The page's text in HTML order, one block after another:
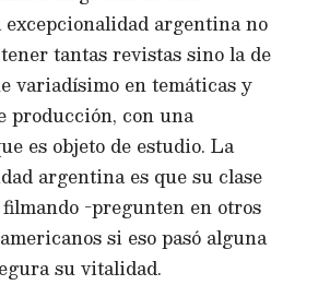
excepcionalidad argentina no
tantas revistas sino la de
variadísimo en temáticas y
producción, con una
es objeto de estudio. La
argentina es que su clase
-pregunten en otros
si eso pasó alguna
su vitalidad.